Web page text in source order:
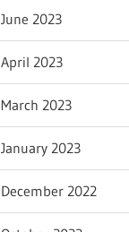
June 2023
April 2023
March 2023
January 2023
December 2022